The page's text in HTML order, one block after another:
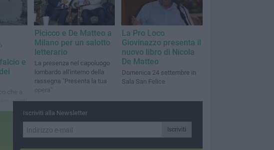
e
che a
aperti
Picicco e De Matteo a
Milano per un salotto
letterario
La presenza nel capoluogo
lombardo all'interno della
rassegna "Presenta la tua
opera"
La Pro Loco
Giovinazzo presenta il
nuovo libro di Nicola
De Matteo
Domenica 24 settembre in
Sala San Felice
Iscriviti alla Newsletter
Iscriviti